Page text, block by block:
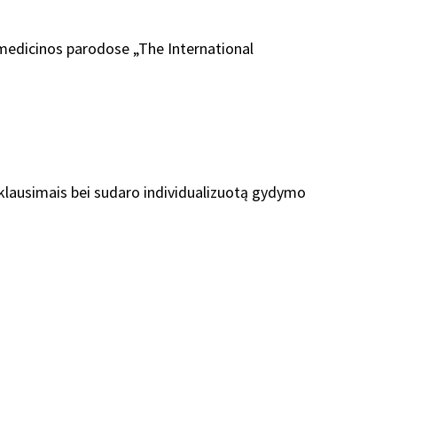
parodose „The International
bei sudaro individualizuotą gydymo